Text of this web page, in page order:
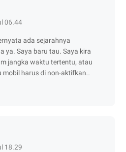
06.44
ada sejarahnya
ya. Saya baru tau. Saya kira
jangka waktu tertentu, atau
mobil harus di non-aktifkan..
18.29